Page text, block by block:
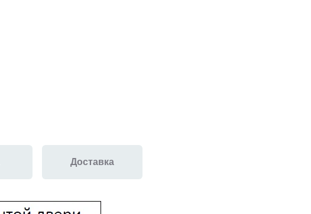
Доставка